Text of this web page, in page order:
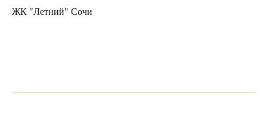
ЖК "Летний" Сочи